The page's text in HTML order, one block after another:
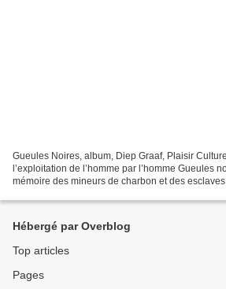
Gueules Noires, album, Diep Graaf, Plaisir
l’exploitation de l’homme par l’homme Gueules
mémoire des mineurs de charbon et des
Hébergé par Overblog
Top articles
Pages